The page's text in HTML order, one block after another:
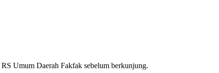
RS Umum Daerah Fakfak sebelum berkunjung.